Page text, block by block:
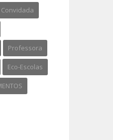
Convidada
Professora
Eco-Escolas